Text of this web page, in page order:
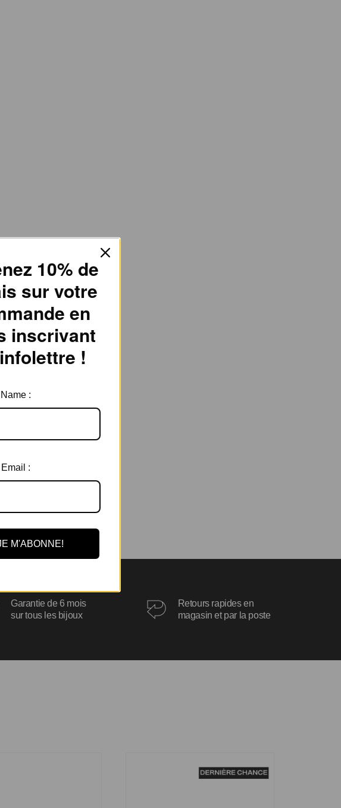
Garantie de 6 mois
sur tous les bijoux
Retours rapides en
magasin et par la poste
10% de
sur votre
en
inscrivant
!
:
:
M'ABONNE!